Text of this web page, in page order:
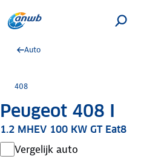
Auto
408
Peugeot 408 I
1.2 MHEV 100 KW GT Eat8
Vergelijk auto